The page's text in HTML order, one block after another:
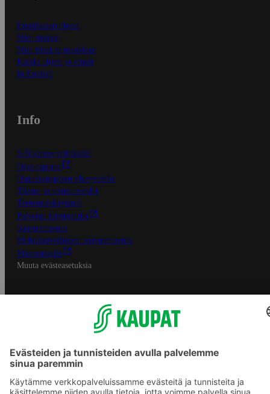
Ensitilaajan ohjeet
Näin maksat
Näin tilaat ja muokkaat
Kaikki ohjeet ja vinkit
In English
Info
S-Business yrityksille
Oiva-raportit
Osuuskauppojen yhteystiedot
Tilaus- ja toimitusehdot
Tietosuojakäytäntö
Palvelun käyttöehdot
Saavutettavuus
Mobiilisovelluksen saavutettavuus
Mainostajalle
Muuta evästeasetuksia
S-ryhmän palvelut
Asiakasomistajuus
S-ostoslista -sovellus